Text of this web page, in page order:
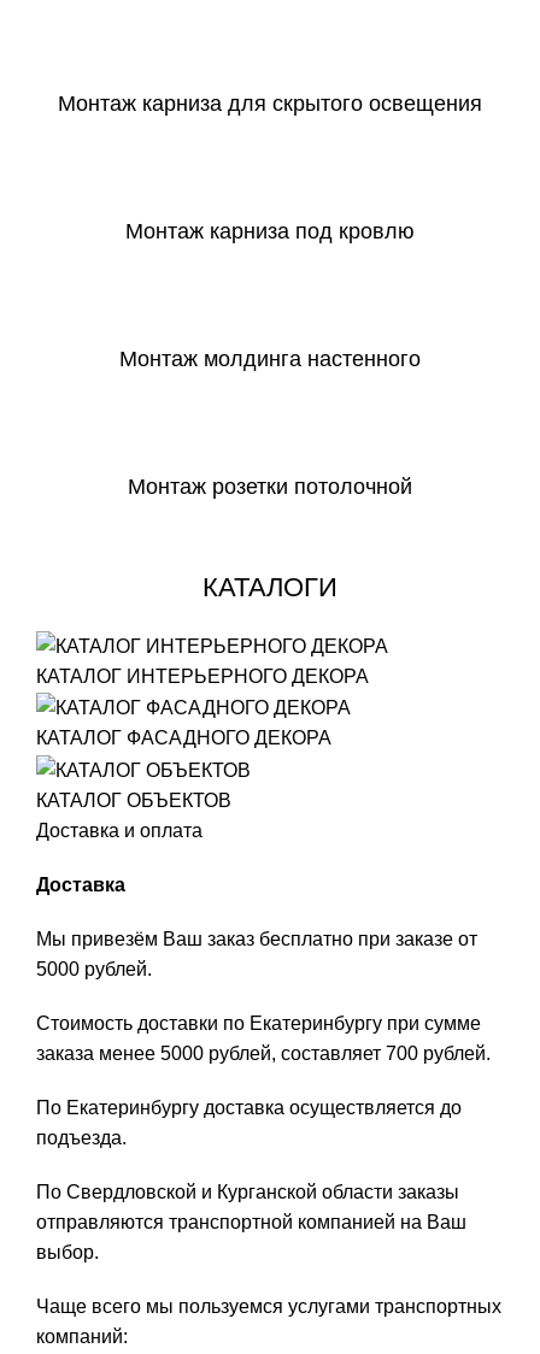
Монтаж карниза для скрытого освещения
Монтаж карниза под кровлю
Монтаж молдинга настенного
Монтаж розетки потолочной
КАТАЛОГИ
КАТАЛОГ ИНТЕРЬЕРНОГО ДЕКОРА
КАТАЛОГ ФАСАДНОГО ДЕКОРА
КАТАЛОГ ОБЪЕКТОВ
Доставка и оплата
Доставка
Мы привезём Ваш заказ бесплатно при заказе от
5000 рублей.
Стоимость доставки по Екатеринбургу при сумме
заказа менее 5000 рублей, составляет 700 рублей.
По Екатеринбургу доставка осуществляется до
подъезда.
По Свердловской и Курганской области заказы
отправляются транспортной компанией на Ваш
выбор.
Чаще всего мы пользуемся услугами транспортных
компаний: